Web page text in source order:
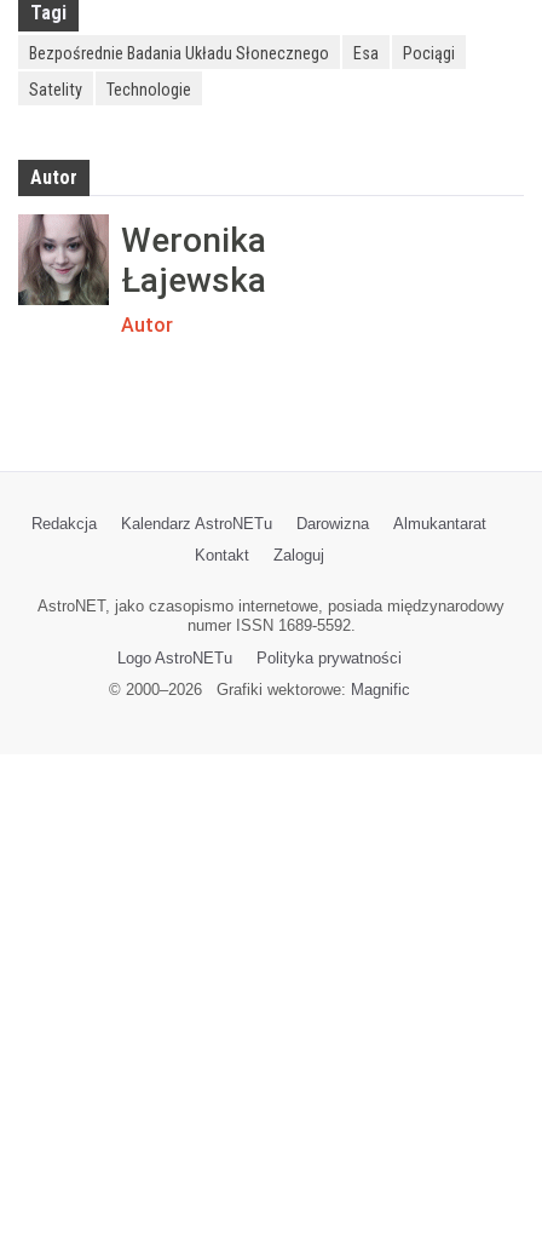
Tagi
Bezpośrednie Badania Układu Słonecznego Esa
Pociągi
Satelity
Technologie
Autor
Weronika
Łajewska
Autor
Redakcja Kalendarz AstroNETu Darowizna
Almukantarat
Kontakt
Zaloguj
AstroNET, jako czasopismo internetowe, posiada międzynarodowy
numer ISSN 1689-5592.
Logo AstroNETu
Polityka prywatności
© 2000–2026Grafiki wektorowe: Magnific